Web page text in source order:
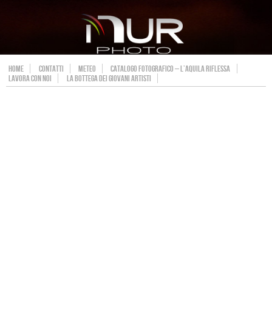
HOME CONTATTI METEO
CATALOGO FOTOGRAFICO – L’AQUILA RIFLESSA
LAVORA CON NOI
LA BOTTEGA DEI GIOVANI ARTISTI